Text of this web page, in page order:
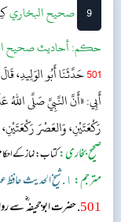
9 ‌‌صحيح البخاري
حکم:أحاديث صحيح
501حَدَّثَنَا أَبُو
أَبِي: «أَنَّ النَّبِيَّ صَلَّى اللهُ
رَكْعَتَيْنِ، وَالعَصْرَ
صحیح بخاری:کتاب: نماز کے
مترجم: ١. شیخ الحدیث حافظ عبد الستار حماد (دار السلام)
501 . حضرت ابوجحیفہ ؓ سے